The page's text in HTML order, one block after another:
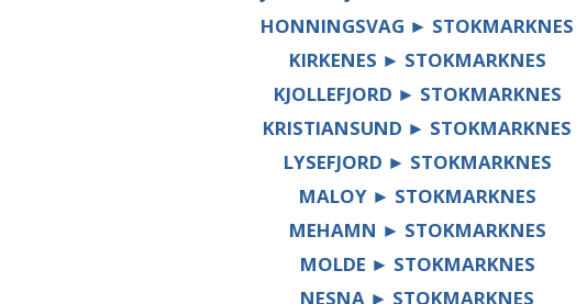
HONNINGSVAG ► STOKMARKNES
KIRKENES ► STOKMARKNES
KJOLLEFJORD ► STOKMARKNES
KRISTIANSUND ► STOKMARKNES
LYSEFJORD ► STOKMARKNES
MALOY ► STOKMARKNES
MEHAMN ► STOKMARKNES
MOLDE ► STOKMARKNES
NESNA ► STOKMARKNES